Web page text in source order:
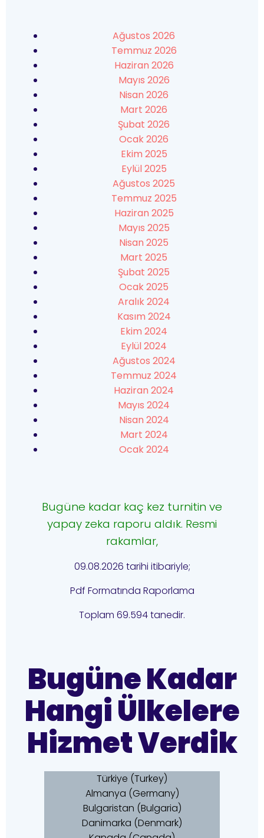
Ağustos 2026
Temmuz 2026
Haziran 2026
Mayıs 2026
Nisan 2026
Mart 2026
Şubat 2026
Ocak 2026
Ekim 2025
Eylül 2025
Ağustos 2025
Temmuz 2025
Haziran 2025
Mayıs 2025
Nisan 2025
Mart 2025
Şubat 2025
Ocak 2025
Aralık 2024
Kasım 2024
Ekim 2024
Eylül 2024
Ağustos 2024
Temmuz 2024
Haziran 2024
Mayıs 2024
Nisan 2024
Mart 2024
Ocak 2024
Bugüne kadar kaç kez turnitin ve
yapay zeka raporu aldık. Resmi
rakamlar,
09.08.2026 tarihi itibariyle;
Pdf Formatında Raporlama
Toplam 69.594 tanedir.
Bugüne Kadar
Hangi Ülkelere
Hizmet Verdik
Türkiye (Turkey)
Almanya (Germany)
Bulgaristan (Bulgaria)
Danimarka (Denmark)